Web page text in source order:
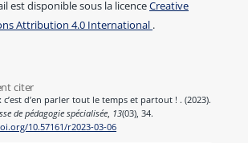
est disponible sous la licenceCreative
Attribution 4.0 International .
citer
c’est d’en parler tout le temps et partout ! . (2023).
de pédagogie spécialisée, 13(03), 34.
10.57161/r2023-03-06